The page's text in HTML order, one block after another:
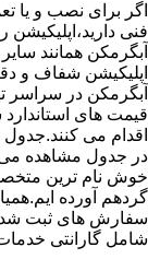
اگر برای نصب و یا
فنی
آبگرمکن همانند
اپلیکیشن شفاف و
آبگرمکن در سراسر
قیمت های
اقدام می
در جدول مشاهده می
خوش نام ترین
گردهم آورده
سفارش های ثبت
شامل گارانتی